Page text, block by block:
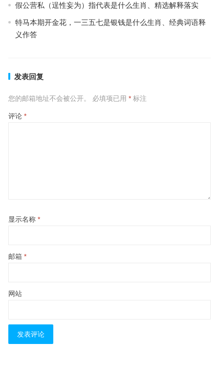
假公营私（逞性妄为）指代表是什么生肖、精选解释落实
特马本期开金花，一三五七是银钱是什么生肖、经典词语释
义作答
发表回复
您的邮箱地址不会被公开。 必填项已用 *标注
评论 *
显示名称 *
邮箱 *
网站